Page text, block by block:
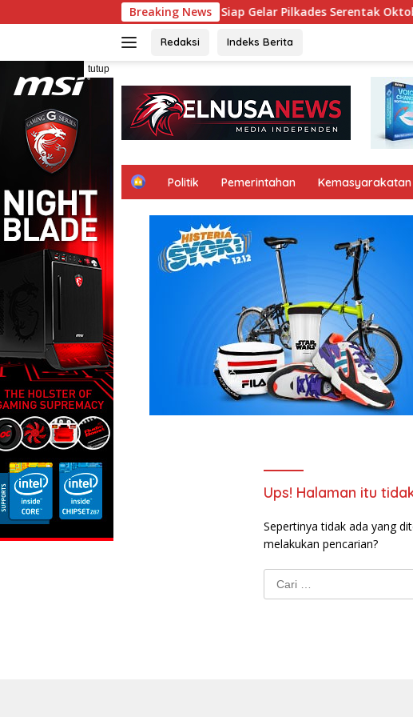
ke
Breaking News
11 Agustus: 117 Kampung Siap Gelar Pilkades Serentak Oktober,
Redaksi Indeks Berita
tutup
H
Politik Pemerintahan Kemasyarakatan
Ups! Halaman itu
Sepertinya tidak ada yang
melakukan pencarian?
Cari
untuk: